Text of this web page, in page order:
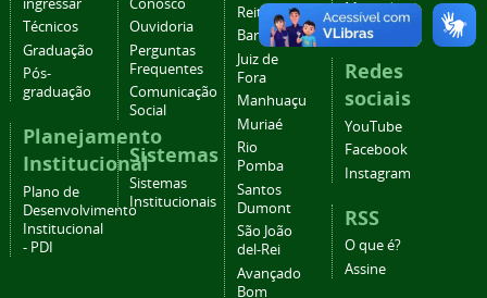
Técnicos
Graduação
Pós-
graduação
Planejamento
Institucional
Plano de
Desenvolvimento
Institucional
- PDI
Ouvidoria
Perguntas
Frequentes
Comunicação
Social
Sistemas
Sistemas
Institucionais
Reitoria
Barbacena
Juiz de
Fora
Manhuaçu
Muriaé
Rio
Pomba
Santos
Dumont
São João
del-Rei
Avançado
Bom
Mapa do
site
Redes
sociais
YouTube
Facebook
Instagram
RSS
O que é?
Assine